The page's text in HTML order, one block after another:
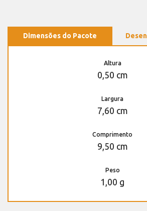
Dimensões do Pacote
Altura
0,50 cm
Largura
7,60 cm
Comprimento
9,50 cm
Peso
1,00 g